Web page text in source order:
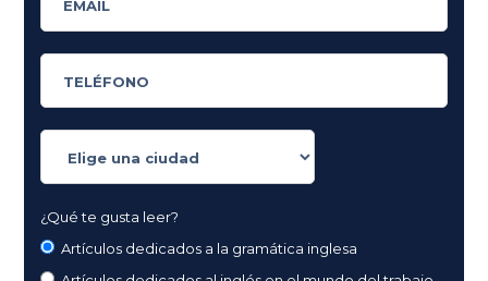
¿Qué te gusta leer?
Artículos dedicados a la gramática inglesa